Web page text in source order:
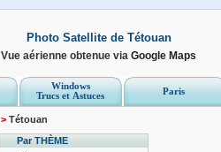
Photo Satellite de Tétouan
Vue aérienne obtenue viaGoogle Maps
Windows
Trucs et Astuces
Paris
> Tétouan
Par THÈME